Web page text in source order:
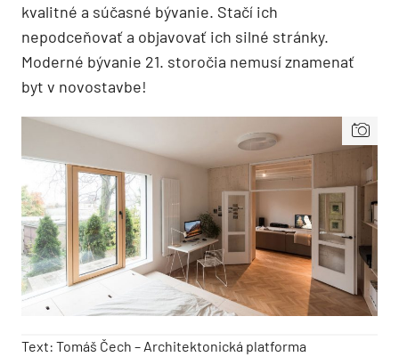
kvalitné a súčasné bývanie. Stačí ich
nepodceňovať a objavovať ich silné stránky.
Moderné bývanie 21. storočia nemusí znamenať
byt v novostavbe!
Text: Tomáš Čech – Architektonická platforma